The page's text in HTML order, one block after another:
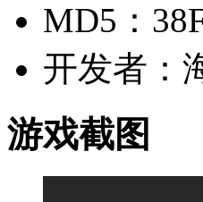
MD5：
开发者：
游戏截图